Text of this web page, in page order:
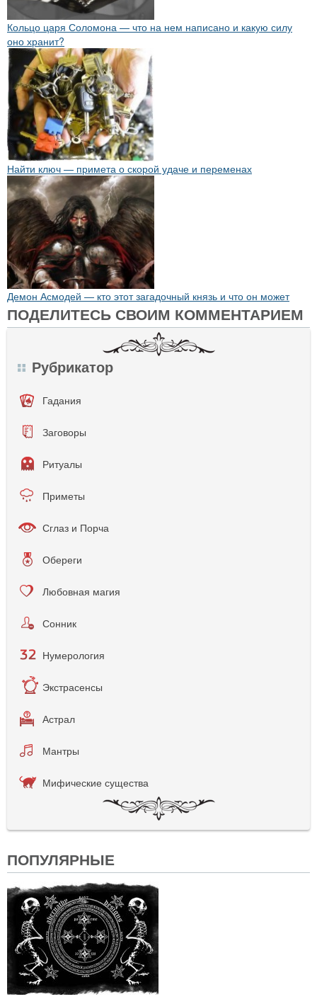
Кольцо царя Соломона — что на нем написано и какую силу
оно хранит?
Найти ключ — примета о скорой удаче и переменах
Демон Асмодей — кто этот загадочный князь и что он может
ПОДЕЛИТЕСЬ СВОИМ КОММЕНТАРИЕМ
Рубрикатор
Гадания
Заговоры
Ритуалы
Приметы
Сглаз и Порча
Обереги
Любовная магия
Сонник
Нумерология
Экстрасенсы
Астрал
Мантры
Мифические существа
ПОПУЛЯРНЫЕ